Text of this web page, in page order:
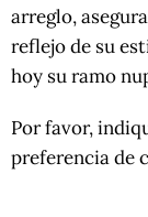
arreglo,
reflejo de su
hoy su ramo
Por favor,
preferencia de